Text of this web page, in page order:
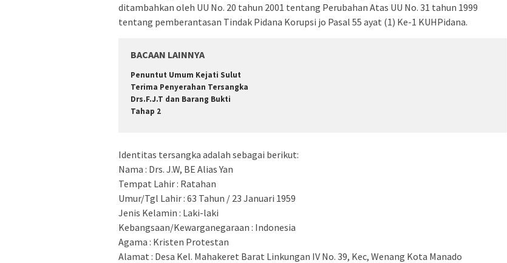
ditambahkan oleh UU No. 20 tahun 2001 tentang Perubahan Atas UU No. 31 tahun 1999
tentang pemberantasan Tindak Pidana Korupsi jo Pasal 55 ayat (1) Ke-1 KUHPidana.
BACAAN LAINNYA
Penuntut Umum Kejati Sulut
Terima Penyerahan Tersangka
Drs.F.J.T dan Barang Bukti
Tahap 2
Identitas tersangka adalah sebagai berikut:
Nama : Drs. J.W, BE Alias Yan
Tempat Lahir : Ratahan
Umur/Tgl Lahir : 63 Tahun / 23 Januari 1959
Jenis Kelamin : Laki-laki
Kebangsaan/Kewarganegaraan : Indonesia
Agama : Kristen Protestan
Alamat : Desa Kel. Mahakeret Barat Linkungan IV No. 39, Kec, Wenang Kota Manado